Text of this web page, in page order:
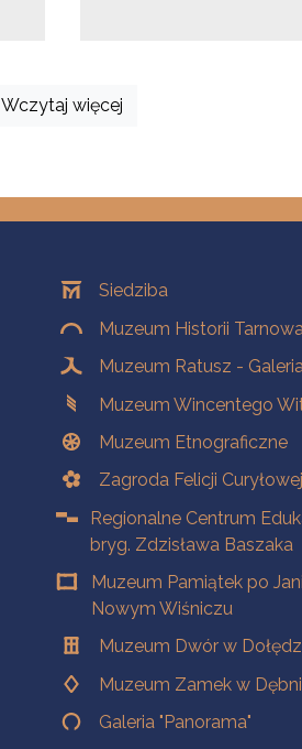
Wczytaj więcej
OddziałySiedziba
Muzeum Historii
Muzeum Ratusz -
Muzeum Wincentego
Muzeum Etnograficzne
Zagroda Felicji
Regionalne Centrum
bryg. Zdzisława Baszaka
Muzeum Pamiątek po
Nowym Wiśniczu
Muzeum Dwór w
Muzeum Zamek w
Galeria "Panorama"